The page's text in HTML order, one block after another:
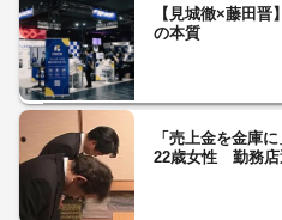
【見城徹×藤田
の本質
「売上金を金庫
22歳女性 勤務店